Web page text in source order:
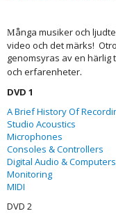
Många musiker och
video och det märks!
genomsyras av en
och erfarenheter.
DVD 1
A Brief History Of
Studio Acoustics
Microphones
Consoles & Controllers
Digital Audio & Computers
Monitoring
MIDI
DVD 2